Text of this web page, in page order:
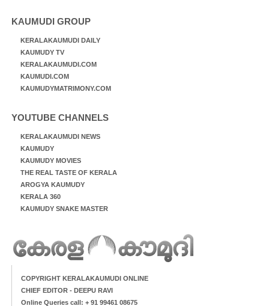
KAUMUDI GROUP
KERALAKAUMUDI DAILY
KAUMUDY TV
KERALAKAUMUDI.COM
KAUMUDI.COM
KAUMUDYMATRIMONY.COM
YOUTUBE CHANNELS
KERALAKAUMUDI NEWS
KAUMUDY
KAUMUDY MOVIES
THE REAL TASTE OF KERALA
AROGYA KAUMUDY
KERALA 360
KAUMUDY SNAKE MASTER
COPYRIGHT KERALAKAUMUDI ONLINE
CHIEF EDITOR - DEEPU RAVI
Online Queries call: + 91 99461 08675